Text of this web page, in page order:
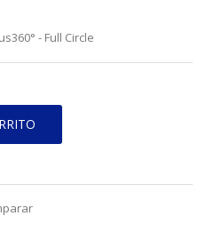
- Full Circle